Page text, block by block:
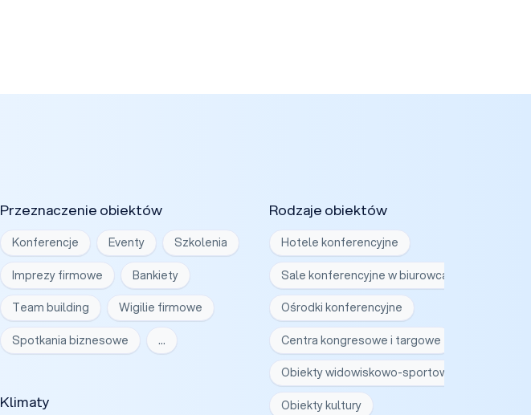
Klimaty
Przeznaczenie obiektów
Konferencje Eventy Szkolenia
Imprezy firmowe Bankiety
Team building Wigilie firmowe
Spotkania biznesowe …
Rodzaje obiektów
Hotele konferencyjne
Sale konferencyjne w biurowcach
Ośrodki konferencyjne
Centra kongresowe i targowe
Obiekty widowiskowo-sportowe
Obiekty kultury